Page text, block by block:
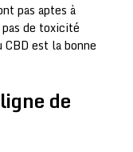
pas aptes à
de toxicité
est la bonne
de